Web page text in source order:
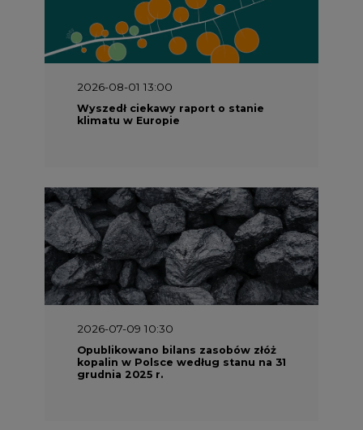
2026-08-01 13:00
Wyszedł ciekawy raport o stanie
klimatu w Europie
2026-07-09 10:30
Opublikowano bilans zasobów złóż
kopalin w Polsce według stanu na 31
grudnia 2025 r.